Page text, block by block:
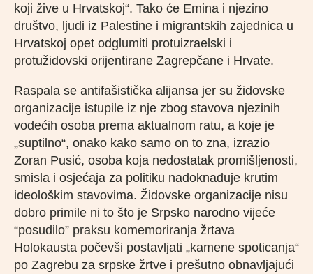
koji žive u Hrvatskoj“. Tako će Emina i njezino
društvo, ljudi iz Palestine i migrantskih zajednica u
Hrvatskoj opet odglumiti protuizraelski i
protužidovski orijentirane Zagrepčane i Hrvate.
Raspala se antifašistička alijansa jer su židovske
organizacije istupile iz nje zbog stavova njezinih
vodećih osoba prema aktualnom ratu, a koje je
„suptilno“, onako kako samo on to zna, izrazio
Zoran Pusić, osoba koja nedostatak promišljenosti,
smisla i osjećaja za politiku nadoknađuje krutim
ideološkim stavovima. Židovske organizacije nisu
dobro primile ni to što je Srpsko narodno vijeće
“posudilo” praksu komemoriranja žrtava
Holokausta počevši postavljati „kamene spoticanja“
po Zagrebu za srpske žrtve i prešutno obnavljajući